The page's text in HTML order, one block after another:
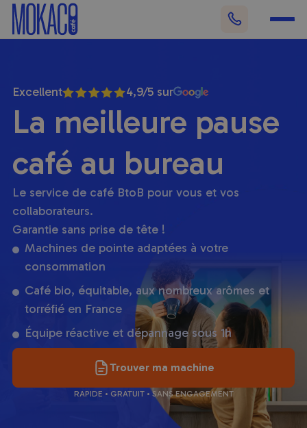
Excellent 4,9/5 sur
La meilleure pause
café au bureau
Le service de café BtoB pour vous et vos
collaborateurs.
Garantie sans prise de tête !
Machines de pointe adaptées à votre
consommation
Café bio, équitable, aux nombreux arômes et
torréfié en France
Équipe réactive et dépannage sous 1h
Trouver ma machine
RAPIDE • GRATUIT • SANS ENGAGEMENT